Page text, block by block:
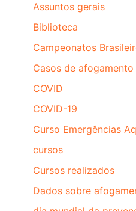
Assuntos gerais
Biblioteca
Campeonatos
Casos de afogamento
COVID
COVID-19
Curso Emergências
cursos
Cursos realizados
Dados sobre